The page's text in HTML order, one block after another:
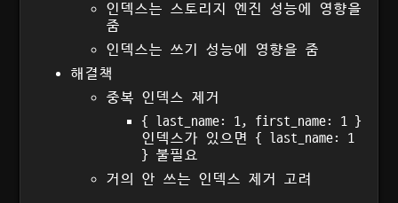
인덱스는 스토리지 엔진 성능에 영향을
줌
인덱스는 쓰기 성능에 영향을 줌
해결책
중복 인덱스 제거
{ last_name: 1, first_name: 1 }
인덱스가 있으면 { last_name: 1
} 불필요
거의 안 쓰는 인덱스 제거 고려